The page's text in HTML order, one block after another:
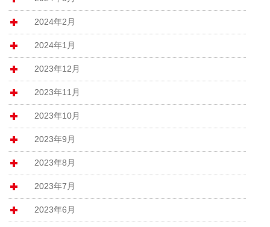
2024年2月
2024年1月
2023年12月
2023年11月
2023年10月
2023年9月
2023年8月
2023年7月
2023年6月